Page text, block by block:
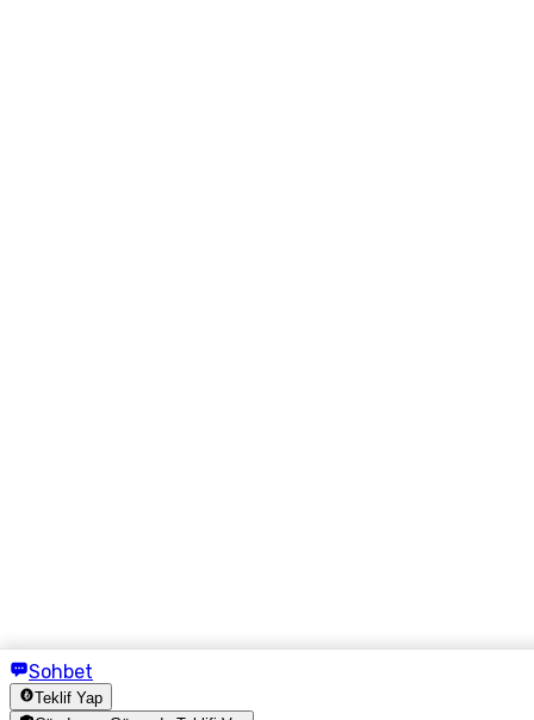
Sohbet
Teklif Yap